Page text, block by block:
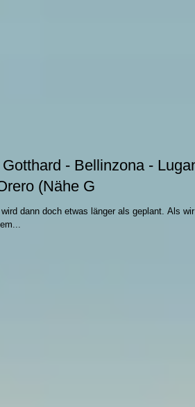
- Bellinzona -
(Nähe G
länger als geplant. Als wir bei schönstem Wetter weiterwandern, ahnen